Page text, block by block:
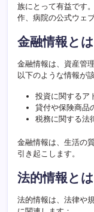
族にとって有益です
作、病院の公式ウェ
金融情報とは
金融情報は、資産管
以下のような情報が
投資に関するア
貸付や保険商品
税務に関する法
金融情報は、生活の
引き起こします。
法的情報とは
法的情報は、法律や